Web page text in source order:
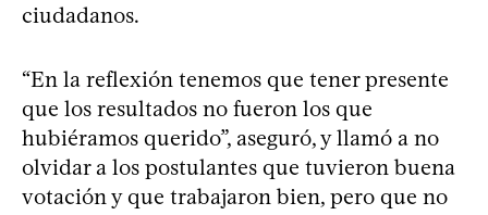
ciudadanos.
“En la reflexión tenemos que tener presente
que los resultados no fueron los que
hubiéramos querido”, aseguró, y llamó a no
olvidar a los postulantes que tuvieron buena
votación y que trabajaron bien, pero que no